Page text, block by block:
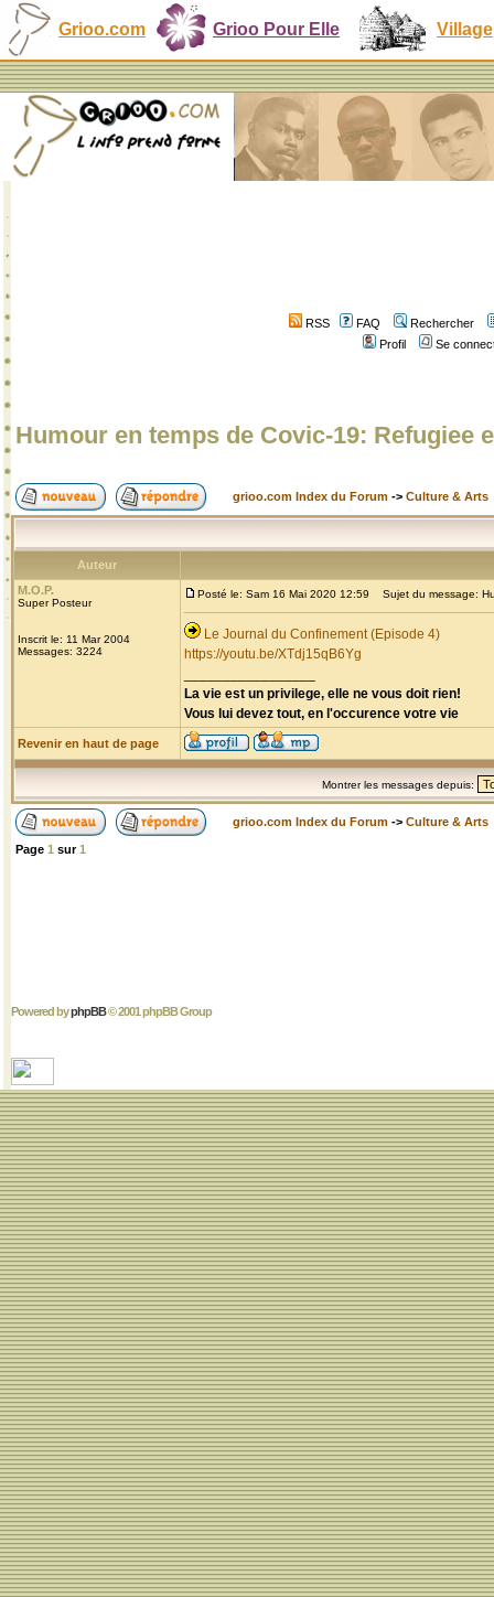
Grioo.com Grioo Pour Elle Village
RSS FAQ
Rechercher
Profil
Se
Humour en temps de Covic-19: Refugiee
grioo.com Index du Forum -> Culture & Arts
Auteur
M.O.P.
Super Posteur
Inscrit le: 11 Mar 2004
Messages: 3224
Posté le: Sam 16 Mai 2020 12:59 Sujet du message:
Le Journal du Confinement (Episode 4)
https://youtu.be/XTdj15qB6Yg
La vie est un privilege, elle ne vous doit rien!
Vous lui devez tout, en l'occurence votre vie
Revenir en haut de page
Montrer les messages depuis:
grioo.com Index du Forum -> Culture & Arts
Page 1 sur1
Powered byphpBB© 2001 phpBB Group